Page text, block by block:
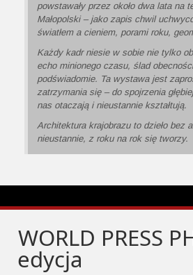
powstawały przez około dwa lata na
Małopolski – jako zapis chwil
światłem a cieniem, porami roku,
Każdy kadr niesie w sobie nie tylko
echo minionego czasu, ślad
podświadomie. Ta wystawa jest
zatrzymania się – do spojrzenia
nas otaczają i nieustannie kształtują.
Architektura krajobrazu to dzieło bez
nieustannie, z roku na rok się tworzy.
WORLD PRESS
edycja